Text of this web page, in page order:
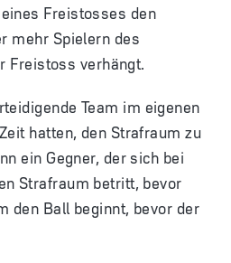
Freistosses den
mehr Spielern des
Freistoss verhängt.
Team im eigenen
hatten, den Strafraum zu
ein Gegner, der sich bei
Strafraum betritt, bevor
den Ball beginnt, bevor der